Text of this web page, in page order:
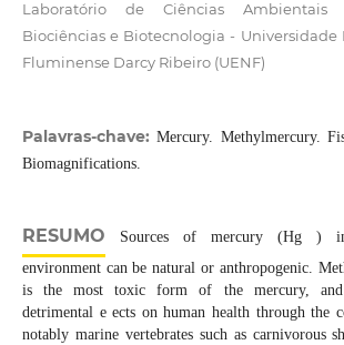
Laboratório de Ciências Ambientais
Biociências e Biotecnologia - Universidade
Fluminense Darcy Ribeiro (UENF)
Palavras-chave:Mercury. Methylmercury.
Biomagnifications.
RESUMO Sources of mercury (Hg )
environment can be natural or anthropogenic.
is the most toxic form of the mercury,
detrimental e ects on human health through the
notably marine vertebrates such as carnivorous